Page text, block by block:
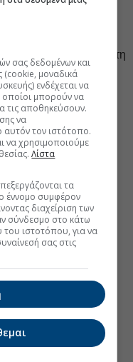
ελεύθερου
όπως εκείνες με τη
το εμπόριο
εξάρτησης από
τονίζει την
των επιχειρήσεων,
εκκρεμών
και έμφαση στο
ασφάλειας.
ότι η Ευρωζώνη
το νέο σοκ. Ωστόσο,
η ανθεκτικότητα, η
αναπτυξιακές
Ταμείο, ΔΝΤ
σας δεδομένων και
μοναδικά
ενδέχεται να
οποίοι μπορούν να
τις αποθηκεύσουν.
να
τον ιστότοπο.
να χρησιμοποιούμε
Λίστα
τα
έννομο συμφέρον
διαχείριση των
σύνδεσμο στο κάτω
του ιστοτόπου, για να
σας στις